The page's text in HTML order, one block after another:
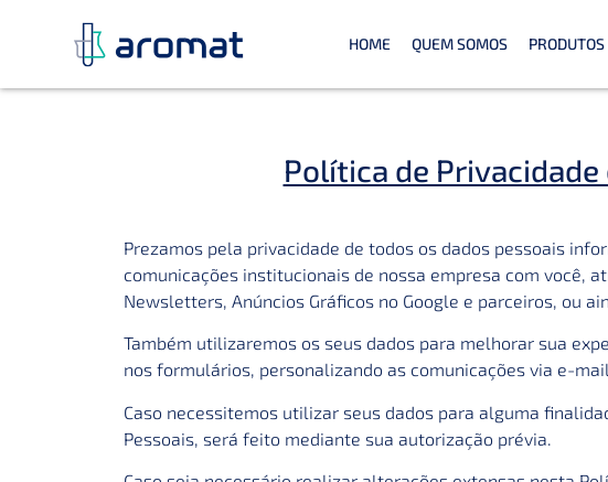
HOME QUEM SOMOS
Política de Privacidade
Prezamos pela privacidade de todos os dados pessoais
comunicações institucionais de nossa empresa com você,
Newsletters, Anúncios Gráficos no Google e parceiros, ou
Também utilizaremos os seus dados para melhorar sua
nos formulários, personalizando as comunicações via e-
Caso necessitemos utilizar seus dados para alguma
Pessoais, será feito mediante sua autorização prévia.